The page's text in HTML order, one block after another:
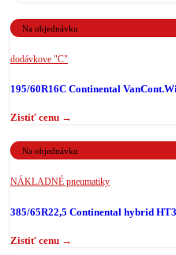
Na objednávku
dodávkove "C"
195/60R16C Continental
Na objednávku
NÁKLADNÉ pneumatiky
385/65R22,5 Continental hybrid HT3